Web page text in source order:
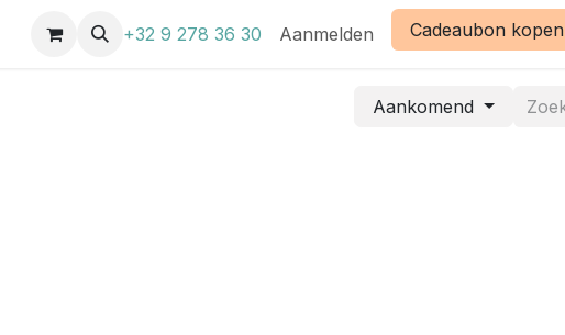
+32 9 278 36 30 Aanmelden Cadeaubon kopen
Aankomend